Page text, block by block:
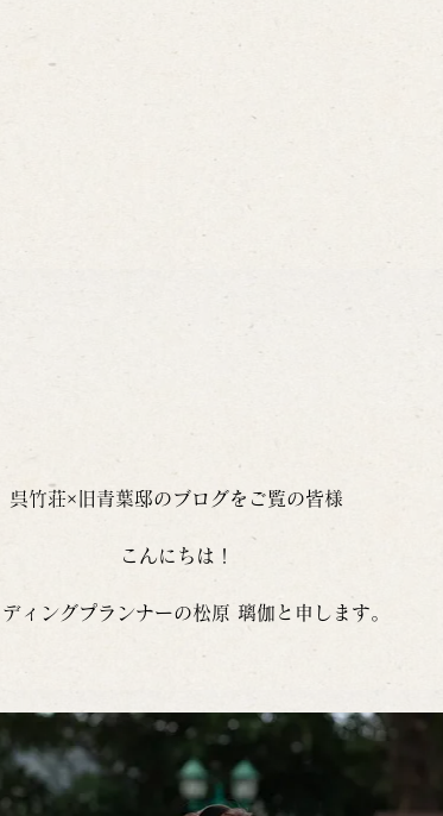
呉竹荘×旧青葉邸のブログをご覧の皆様
こんにちは！
ディングプランナーの松原 璃伽と申します。